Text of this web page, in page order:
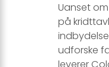
Uanset
på
udforske